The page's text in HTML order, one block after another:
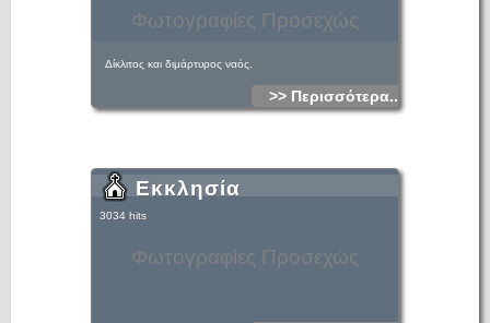
Φωτογραφίες Προσεχώς
Δίκλιτος και διμάρτυρος ναός.
>> Περισσότερα...
Φωτογραφίες Προσεχώς
Εκκλησία
3034 hits